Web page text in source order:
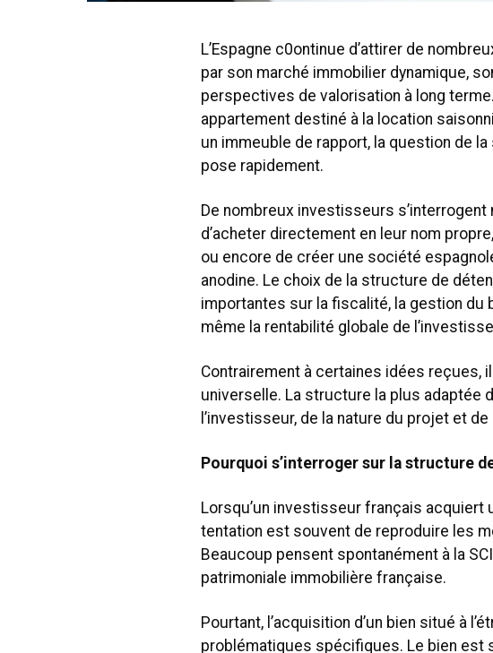
L’Espagne c0ontinue d’attirer de
par son marché immobilier dynamique,
perspectives de valorisation à long terme.
appartement destiné à la location
un immeuble de rapport, la question de
pose rapidement.
De nombreux investisseurs s’interrogent
d’acheter directement en leur nom
ou encore de créer une société
anodine. Le choix de la structure de
importantes sur la fiscalité, la gestion du
même la rentabilité globale de
Contrairement à certaines idées reçues,
universelle. La structure la plus adaptée
l’investisseur, de la nature du projet et
Pourquoi s’interroger sur la structure
Lorsqu’un investisseur français acquiert
tentation est souvent de reproduire les
Beaucoup pensent spontanément à la
patrimoniale immobilière française.
Pourtant, l’acquisition d’un bien situé à
problématiques spécifiques. Le bien est